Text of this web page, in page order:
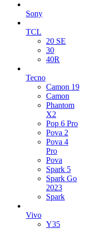
Sony
TCL
20 SE
30
40R
Tecno
Camon 19
Camon
Phantom
X2
Pop 6 Pro
Pova 2
Pova 4
Pro
Pova
Spark 5
Spark Go
2023
Spark
Vivo
Y35